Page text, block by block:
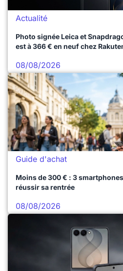
Actualité
Photo signée Leica et
est à 366 € en neuf chez
08/08/2026
Guide d'achat
Moins de 300 € : 3
réussir sa rentrée
08/08/2026